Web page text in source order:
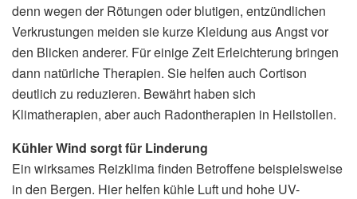
denn wegen der Rötungen oder blutigen, entzündlichen
Verkrustungen meiden sie kurze Kleidung aus Angst vor
den Blicken anderer. Für einige Zeit Erleichterung bringen
dann natürliche Therapien. Sie helfen auch Cortison
deutlich zu reduzieren. Bewährt haben sich
Klimatherapien, aber auch Radontherapien in Heilstollen.
Kühler Wind sorgt für Linderung
Ein wirksames Reizklima finden Betroffene beispielsweise
in den Bergen. Hier helfen kühle Luft und hohe UV-